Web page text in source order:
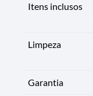
Itens inclusos
Limpeza
Garantia